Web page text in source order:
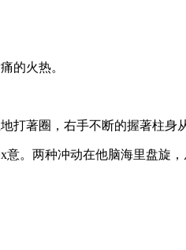
的火热。
著圈，右手不断的握著柱身
。两种冲动在他脑海里盘旋